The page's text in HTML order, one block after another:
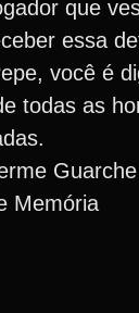
que
essa
você é
todas as
Memória